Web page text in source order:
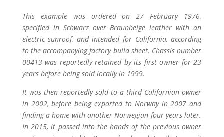
This example was ordered on 27 February 1976,
specified in Schwarz over Braunbeige leather with an
electric sunroof, and intended for California, according
to the accompanying factory build sheet. Chassis number
00413 was reportedly retained by its first owner for 23
years before being sold locally in 1999.
It was then reportedly sold to a third Californian owner
in 2002, before being exported to Norway in 2007 and
finding a home with another Norwegian four years later.
In 2015, it passed into the hands of the previous owner